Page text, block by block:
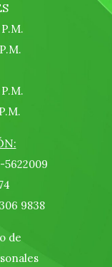
9838
de